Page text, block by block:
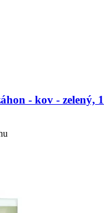
-​ kov -​ zelený, 1